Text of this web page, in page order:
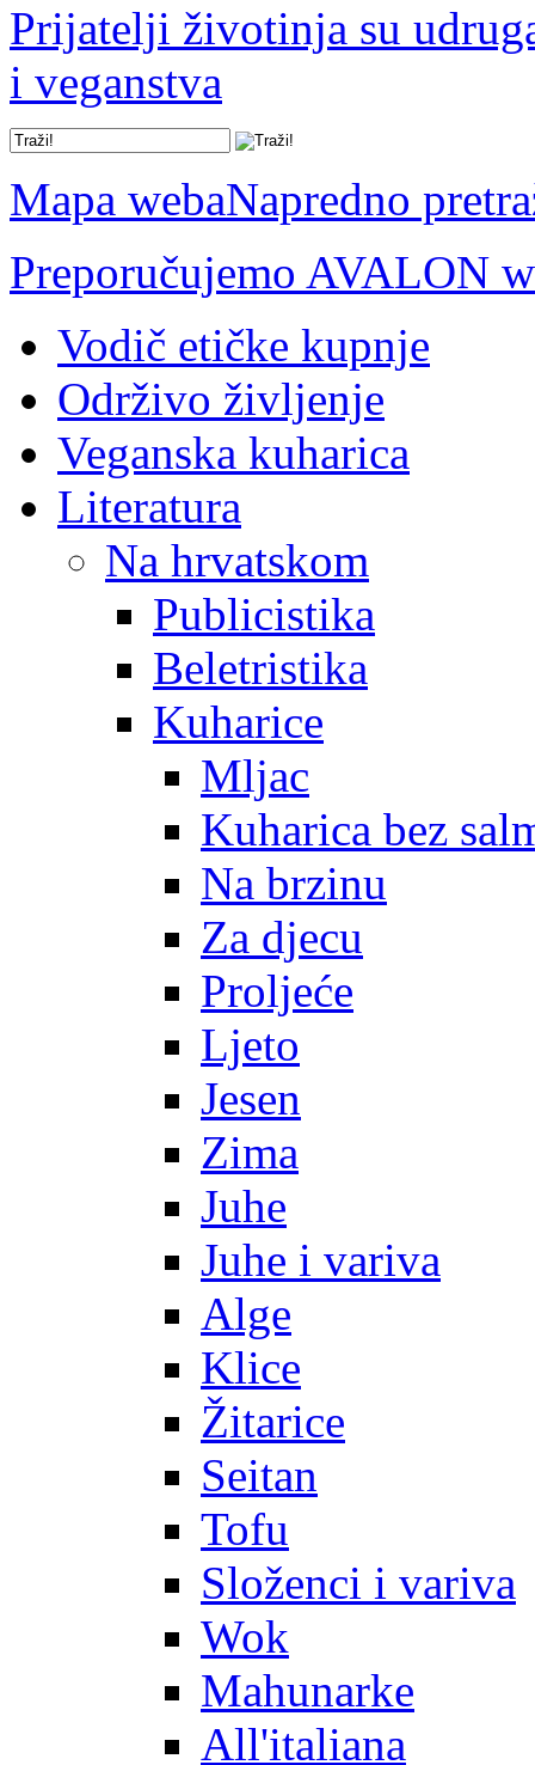
Prijatelji životinja su
i veganstva
Mapa webaNapredno
Preporučujemo AVALON
Vodič etičke kupnje
Održivo življenje
Veganska kuharica
Literatura
Na hrvatskom
Publicistika
Beletristika
Kuharice
Mljac
Kuharica bez
Na brzinu
Za djecu
Proljeće
Ljeto
Jesen
Zima
Juhe
Juhe i variva
Alge
Klice
Žitarice
Seitan
Tofu
Složenci i variva
Wok
Mahunarke
All'italiana